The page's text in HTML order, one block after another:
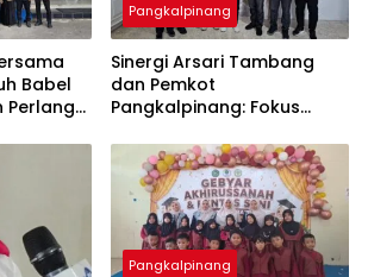
Babel
Perlang
Pangkalpinang
‎Sinergi Arsari Tambang
dan Pemkot
Pangkalpinang: Fokus
Pangkalpinang